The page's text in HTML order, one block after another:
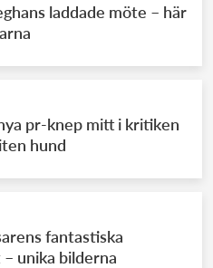
laddade möte – här
pr-knep mitt i kritiken
hund
fantastiska
unika bilderna